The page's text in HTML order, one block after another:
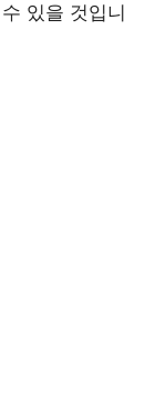
있을 것입니